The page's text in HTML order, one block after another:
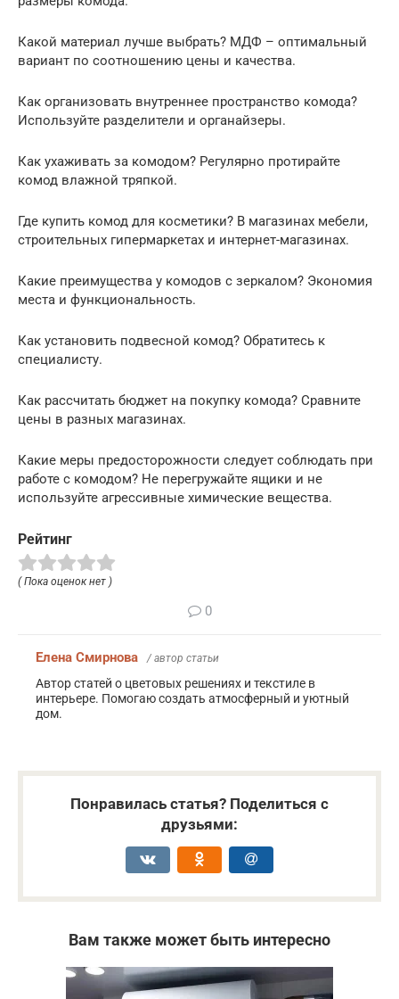
Какой материал лучше выбрать? МДФ – оптимальный
вариант по соотношению цены и качества.
Как организовать внутреннее пространство комода?
Используйте разделители и органайзеры.
Как ухаживать за комодом? Регулярно протирайте
комод влажной тряпкой.
Где купить комод для косметики? В магазинах мебели,
строительных гипермаркетах и интернет-магазинах.
Какие преимущества у комодов с зеркалом? Экономия
места и функциональность.
Как установить подвесной комод? Обратитесь к
специалисту.
Как рассчитать бюджет на покупку комода? Сравните
цены в разных магазинах.
Какие меры предосторожности следует соблюдать при
работе с комодом? Не перегружайте ящики и не
используйте агрессивные химические вещества.
Рейтинг
( Пока оценок нет )
0
Елена Смирнова / автор статьи
Автор статей о цветовых решениях и текстиле в
интерьере. Помогаю создать атмосферный и уютный
дом.
Понравилась статья? Поделиться с
друзьями:
Вам также может быть интересно